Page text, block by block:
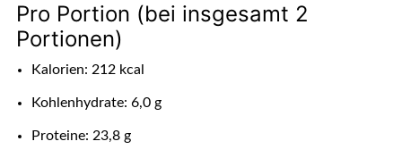
Pro Portion (bei insgesamt 2
Portionen)
Kalorien: 212 kcal
Kohlenhydrate: 6,0 g
Proteine: 23,8 g